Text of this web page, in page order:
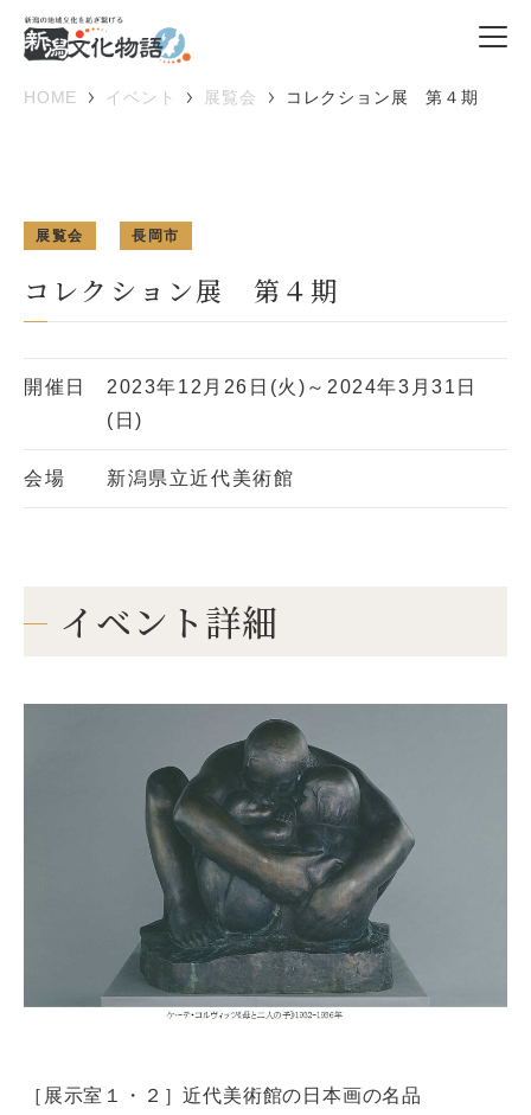
HOME イベント 展覧会 コレクション展 第４期
展覧会 長岡市
コレクション展 第４期
開催日
2023年12月26日(火)～2024年3月31日
(日)
会場 新潟県立近代美術館
イベント詳細
［展示室１・２］近代美術館の日本画の名品